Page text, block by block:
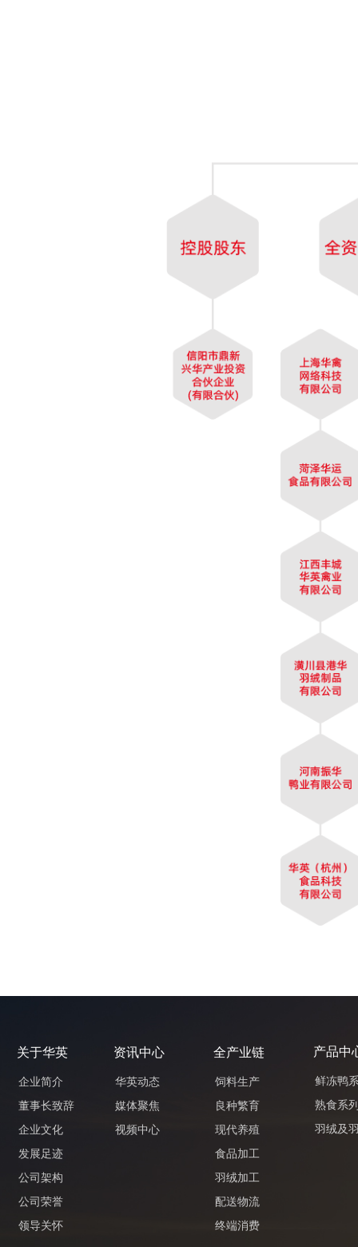
企业简介
董事长致辞
企业文化
发展足迹
公司架构
公司荣誉
领导关怀
关于华英 资讯中心
华英动态
媒体聚焦
视频中心
全产业链
饲料生产
良种繁育
现代养殖
食品加工
羽绒加工
配送物流
终端消费
产品中
鲜冻鸭
熟食系
羽绒及